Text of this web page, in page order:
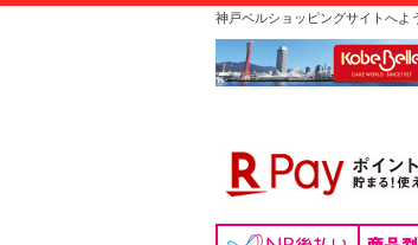
神戸ベルショッピングサイトへよ